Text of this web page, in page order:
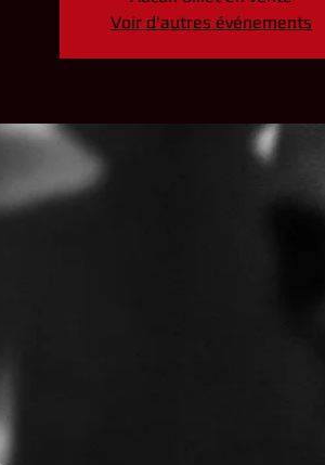
Voir d'autres événements